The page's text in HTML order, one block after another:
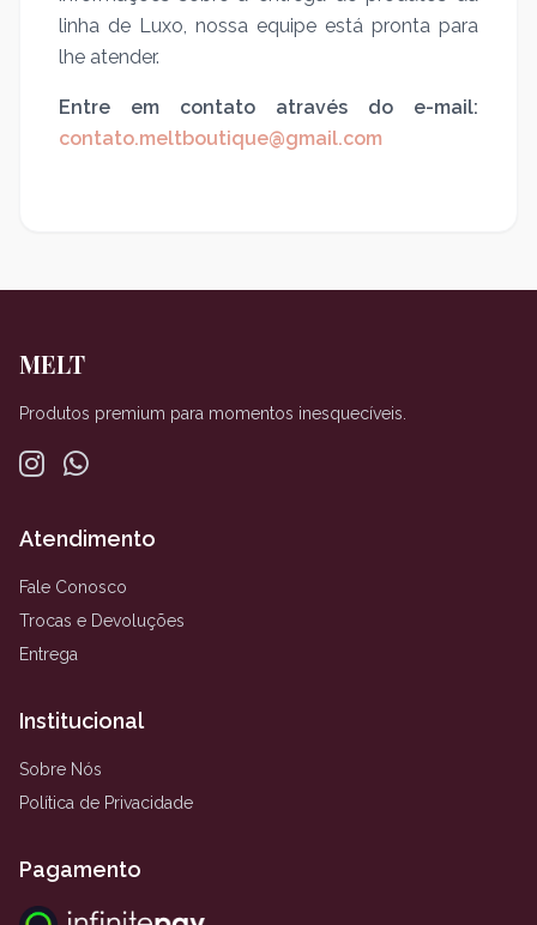
linha de Luxo, nossa equipe está pronta para
lhe atender.
Entre em contato através do e-mail:
contato.meltboutique@gmail.com
MELT
Produtos premium para momentos inesquecíveis.
Atendimento
Fale Conosco
Trocas e Devoluções
Entrega
Institucional
Sobre Nós
Política de Privacidade
Pagamento